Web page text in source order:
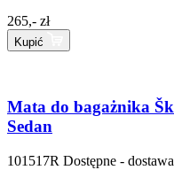
265,- zł
Kupić
Mata do bagażnika
Sedan
101517R Dostępne -